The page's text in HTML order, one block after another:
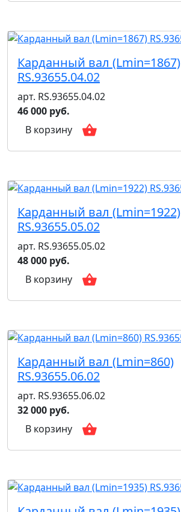
Карданный вал (Lmin=1867)
RS.93655.04.02
арт. RS.93655.04.02
46 000 руб.
В корзину
Карданный вал (Lmin=1922)
RS.93655.05.02
арт. RS.93655.05.02
48 000 руб.
В корзину
Карданный вал (Lmin=860)
RS.93655.06.02
арт. RS.93655.06.02
32 000 руб.
В корзину